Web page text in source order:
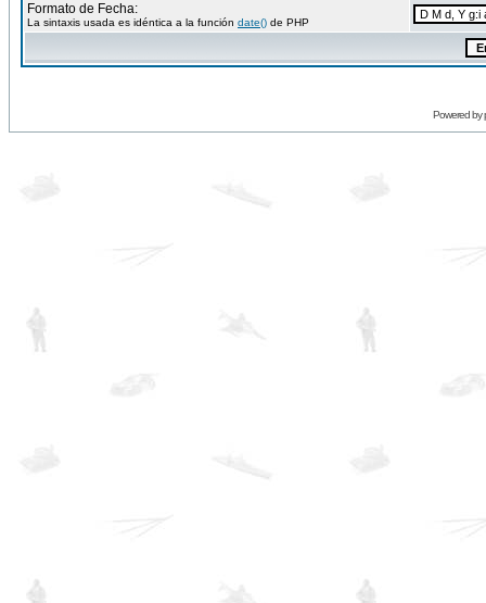
Formato de Fecha:
La sintaxis usada es idéntica a la función date() de PHP
Powered by